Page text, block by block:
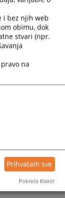
i bez njih web
obimu, dok
stvari (npr.
na
Prihvatam sve
Pokreće Klaro!